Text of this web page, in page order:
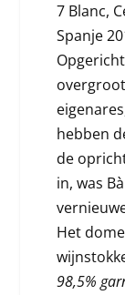
7 Blanc,
Spanje
hebben
de
in, was
Het
98,5%